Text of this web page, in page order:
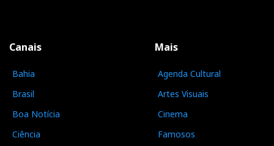
Canais
Bahia
Brasil
Boa Notícia
Ciência
Mais
Agenda Cultural
Artes Visuais
Cinema
Famosos